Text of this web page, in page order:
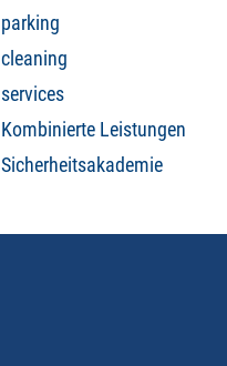
parking
cleaning
services
Kombinierte Leistungen
Sicherheitsakademie